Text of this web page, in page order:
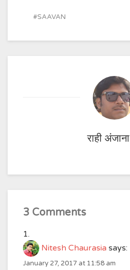
SAAVAN
राही अंजाना
3 Comments
Nitesh Chaurasia says:
January 27, 2017 at 11:58 am